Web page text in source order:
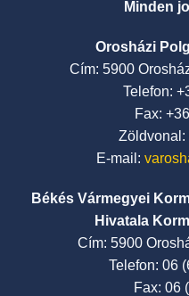
Minden
Orosházi
Cím: 5900
Telefon:
Fax:
Zöldvonal:
E-mail:
Békés Vármegyei
Hivatala
Cím: 5900
Telefon: 06
Fax: 06